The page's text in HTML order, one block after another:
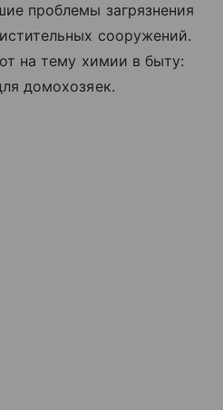
проблемы загрязнения
сооружений.
на тему химии в быту:
домохозяек.